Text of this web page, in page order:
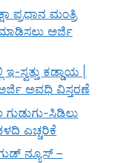
ಪ್ರಧಾನ ಮಂತ್ರಿ
ಅರ್ಜಿ
ಕಡ್ಡಾಯ |
ಅವಧಿ ವಿಸ್ತರಣೆ
ಗುಡುಗು-ಸಿಡಿಲು
ಎಚ್ಚರಿಕೆ
ನ್ಯೂಸ್ –